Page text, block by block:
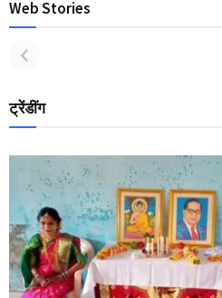
Web Stories
ट्रेंडींग